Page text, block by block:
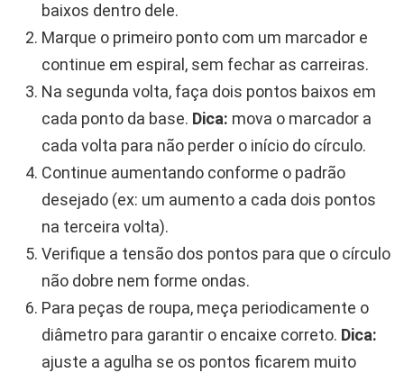
baixos dentro dele.
Marque o primeiro ponto com um marcador e
continue em espiral, sem fechar as carreiras.
Na segunda volta, faça dois pontos baixos em
cada ponto da base. Dica: mova o marcador a
cada volta para não perder o início do círculo.
Continue aumentando conforme o padrão
desejado (ex: um aumento a cada dois pontos
na terceira volta).
Verifique a tensão dos pontos para que o círculo
não dobre nem forme ondas.
Para peças de roupa, meça periodicamente o
diâmetro para garantir o encaixe correto. Dica:
ajuste a agulha se os pontos ficarem muito